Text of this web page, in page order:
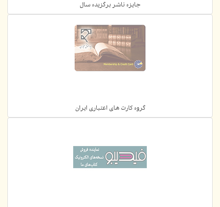
جایزه ناشر برگزیده سال
گروه کارت های اعتباری ایران